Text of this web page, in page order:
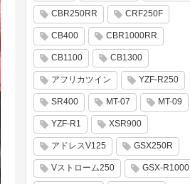
CBR250RR CRF250F
CB400 CBR1000RR
CB1100 CB1300
アフリカツイン YZF-R250
SR400 MT-07 MT-09
YZF-R1 XSR900
アドレスV125 GSX250R
Vストローム250 GSX-R1000